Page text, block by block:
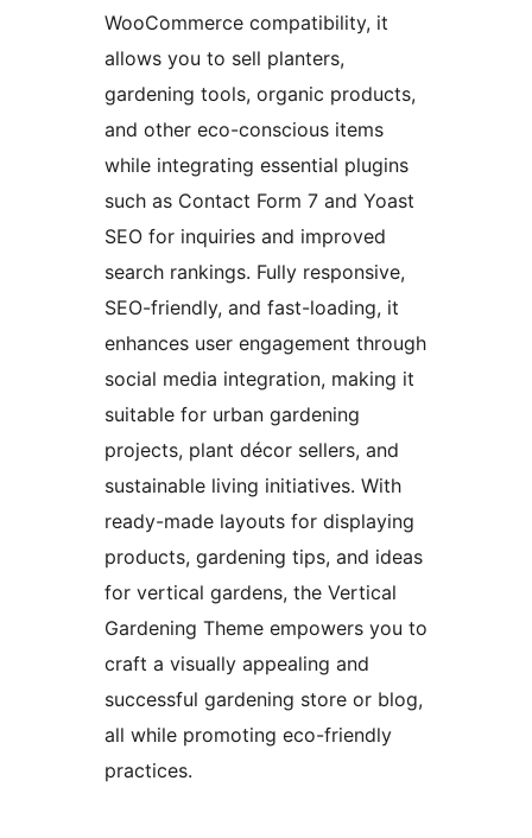
WooCommerce compatibility, it
allows you to sell planters,
gardening tools, organic products,
and other eco-conscious items
while integrating essential plugins
such as Contact Form 7 and Yoast
SEO for inquiries and improved
search rankings. Fully responsive,
SEO-friendly, and fast-loading, it
enhances user engagement through
social media integration, making it
suitable for urban gardening
projects, plant décor sellers, and
sustainable living initiatives. With
ready-made layouts for displaying
products, gardening tips, and ideas
for vertical gardens, the Vertical
Gardening Theme empowers you to
craft a visually appealing and
successful gardening store or blog,
all while promoting eco-friendly
practices.